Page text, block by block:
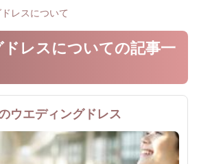
レスについて
レスについての記事一
ウエディングドレス